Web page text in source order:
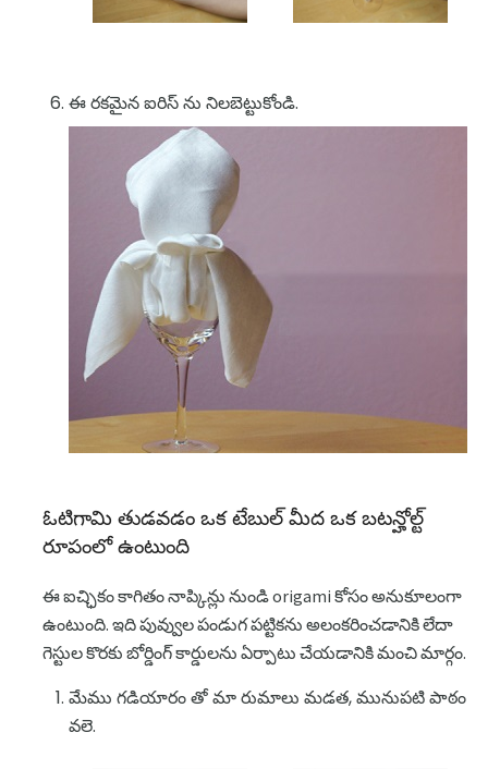
ఈ రకమైన ఐరిస్ ను నిలబెట్టుకోండి.
ఓటిగామి తుడవడం ఒక టేబుల్ మీద ఒక బటన్హోల్ట్
రూపంలో ఉంటుంది
ఈ ఐచ్ఛికం కాగితం నాప్కిన్లు నుండి origami కోసం అనుకూలంగా
ఉంటుంది. ఇది పువ్వుల పండుగ పట్టికను అలంకరించడానికి లేదా
గెస్టుల కొరకు బోర్డింగ్ కార్డులను ఏర్పాటు చేయడానికి మంచి మార్గం.
మేము గడియారం తో మా రుమాలు మడత, మునుపటి పాఠం
వలె.